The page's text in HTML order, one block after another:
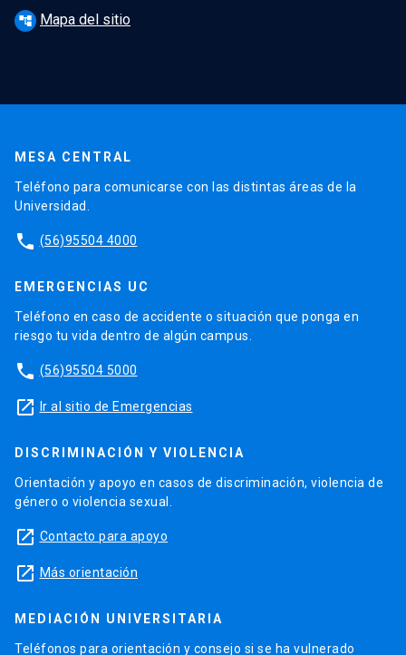
account_tree Mapa del sitio
MESA CENTRAL
Teléfono para comunicarse con las distintas áreas de la
Universidad.
phone (56)95504 4000
EMERGENCIAS UC
Teléfono en caso de accidente o situación que ponga en
riesgo tu vida dentro de algún campus.
phone (56)95504 5000
launch Ir al sitio de Emergencias
DISCRIMINACIÓN Y VIOLENCIA
Orientación y apoyo en casos de discriminación, violencia de
género o violencia sexual.
launch Contacto para apoyo
launch Más orientación
MEDIACIÓN UNIVERSITARIA
Teléfonos para orientación y consejo si se ha vulnerado